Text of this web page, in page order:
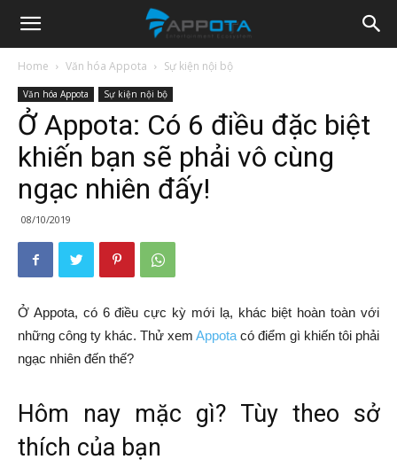
Appota
News
Home Văn hóa Appota Sự kiện nội bộ
Văn hóa Appota Sự kiện nội bộ
Ở Appota: Có 6 điều đặc biệt
khiến bạn sẽ phải vô cùng
ngạc nhiên đấy!
08/10/2019
Ở Appota, có 6 điều cực kỳ mới lạ, khác biệt hoàn toàn với
những công ty khác. Thử xem Appota có điểm gì khiến tôi phải
ngạc nhiên đến thế?
Hôm nay mặc gì? Tùy theo sở
thích của bạn